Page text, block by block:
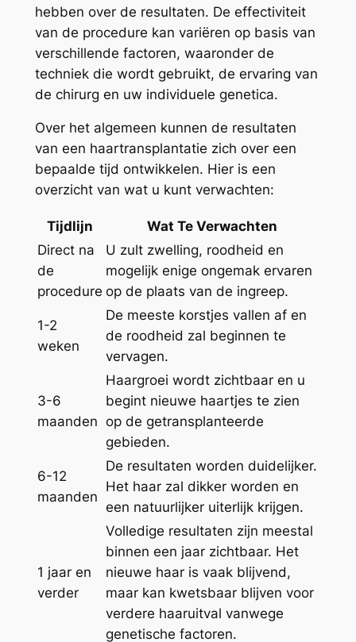
hebben over de resultaten. De effectiviteit
van de procedure kan variëren op basis van
verschillende factoren, waaronder de
techniek die wordt gebruikt, de ervaring van
de chirurg en uw individuele genetica.
Over het algemeen kunnen de resultaten
van een haartransplantatie zich over een
bepaalde tijd ontwikkelen. Hier is een
overzicht van wat u kunt verwachten:
Tijdlijn
Wat Te Verwachten
Direct na
de
procedure
U zult zwelling, roodheid en
mogelijk enige ongemak ervaren
op de plaats van de ingreep.
1-2
weken
De meeste korstjes vallen af en
de roodheid zal beginnen te
vervagen.
3-6
maanden
Haargroei wordt zichtbaar en u
begint nieuwe haartjes te zien
op de getransplanteerde
gebieden.
6-12
maanden
De resultaten worden duidelijker.
Het haar zal dikker worden en
een natuurlijker uiterlijk krijgen.
1 jaar en
verder
Volledige resultaten zijn meestal
binnen een jaar zichtbaar. Het
nieuwe haar is vaak blijvend,
maar kan kwetsbaar blijven voor
verdere haaruitval vanwege
genetische factoren.